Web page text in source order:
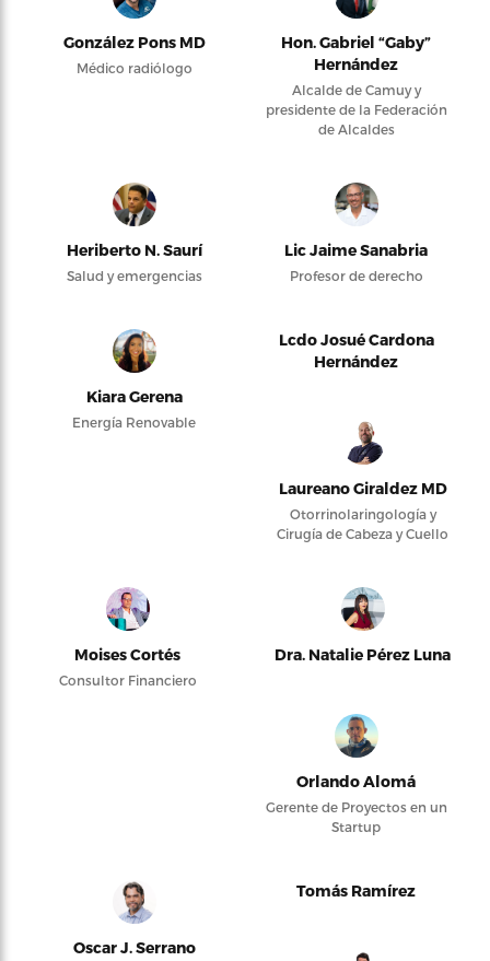
González Pons MD
Médico radiólogo
Hon. Gabriel “Gaby”
Hernández
Alcalde de Camuy y
presidente de la Federación
de Alcaldes
Heriberto N. Saurí
Salud y emergencias
Lic Jaime Sanabria
Profesor de derecho
Kiara Gerena
Energía Renovable
Lcdo Josué Cardona
Hernández
Laureano Giraldez MD
Otorrinolaringología y
Cirugía de Cabeza y Cuello
Moises Cortés
Consultor Financiero
Dra. Natalie Pérez Luna
Orlando Alomá
Gerente de Proyectos en un
Startup
Oscar J. Serrano
Tomás Ramírez